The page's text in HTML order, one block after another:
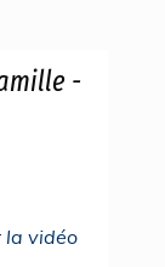
-
la vidéo